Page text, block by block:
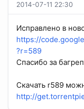
2014-07-11 22:30
Исправлено в
https://
?r=589
Спасибо за
Скачать r589
http://